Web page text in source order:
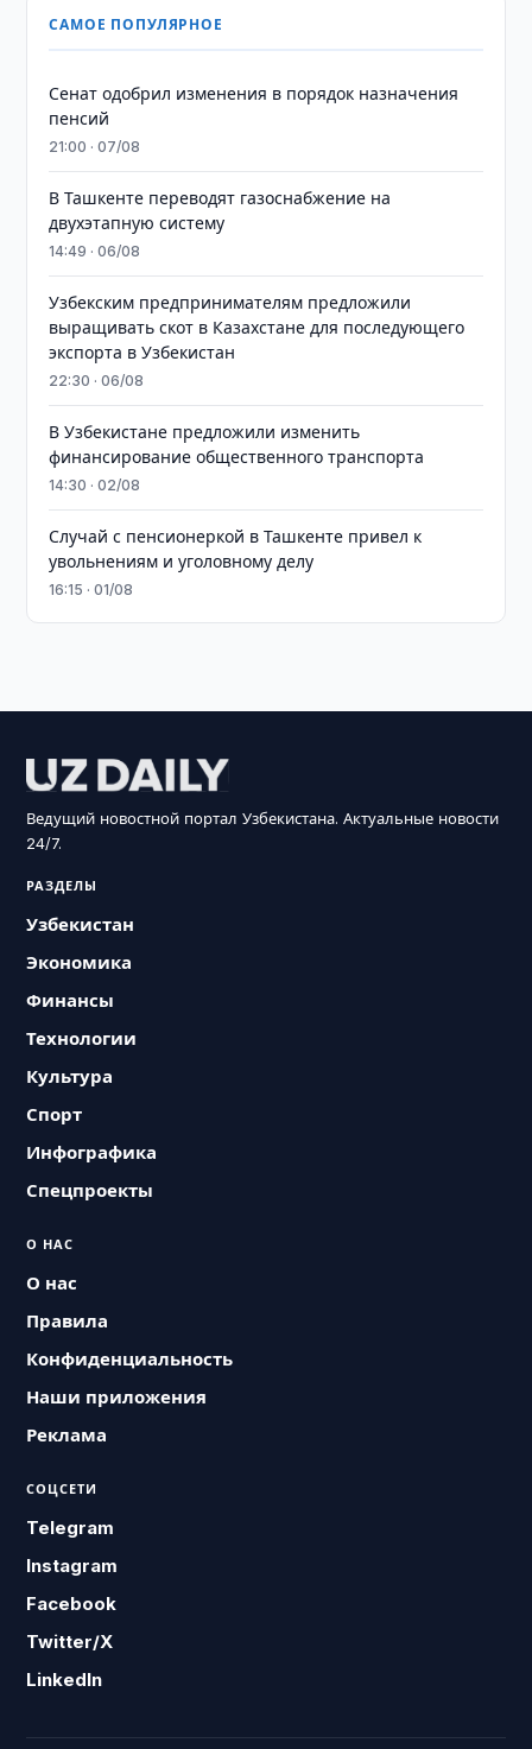
САМОЕ ПОПУЛЯРНОЕ
Сенат одобрил изменения в порядок назначения
пенсий
21:00 · 07/08
В Ташкенте переводят газоснабжение на
двухэтапную систему
14:49 · 06/08
Узбекским предпринимателям предложили
выращивать скот в Казахстане для последующего
экспорта в Узбекистан
22:30 · 06/08
В Узбекистане предложили изменить
финансирование общественного транспорта
14:30 · 02/08
Случай с пенсионеркой в Ташкенте привел к
увольнениям и уголовному делу
16:15 · 01/08
Ведущий новостной портал Узбекистана. Актуальные новости
24/7.
РАЗДЕЛЫ
Узбекистан
Экономика
Финансы
Технологии
Культура
Спорт
Инфографика
Спецпроекты
О НАС
О нас
Правила
Конфиденциальность
Наши приложения
Реклама
СОЦСЕТИ
Telegram
Instagram
Facebook
Twitter/X
LinkedIn